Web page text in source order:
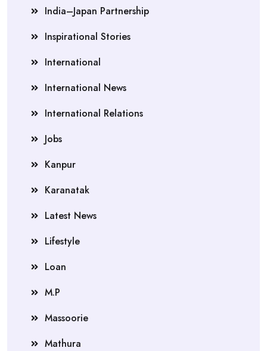
India–Japan Partnership
Inspirational Stories
International
International News
International Relations
Jobs
Kanpur
Karanatak
Latest News
Lifestyle
Loan
M.P
Massoorie
Mathura